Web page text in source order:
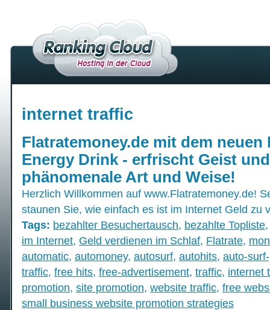
internet traffic
Flatratemoney.de mit dem neuen
Energy Drink - erfrischt Geist
phänomenale Art und Weise!
Herzlich Willkommen auf www.Flatratemoney.de!
staunen Sie, wie einfach es ist im Internet Geld zu
Tags: bezahlter Besuchertausch, bezahlte Topliste
im Internet, Geld verdienen im Schlaf, Flatrate,
automatic, automoney, autosurf, autohits, auto-
traffic, free hits, free-advertisement, traffic, internet
promotion, site promotion, website traffic, free
small business website promotion strategies